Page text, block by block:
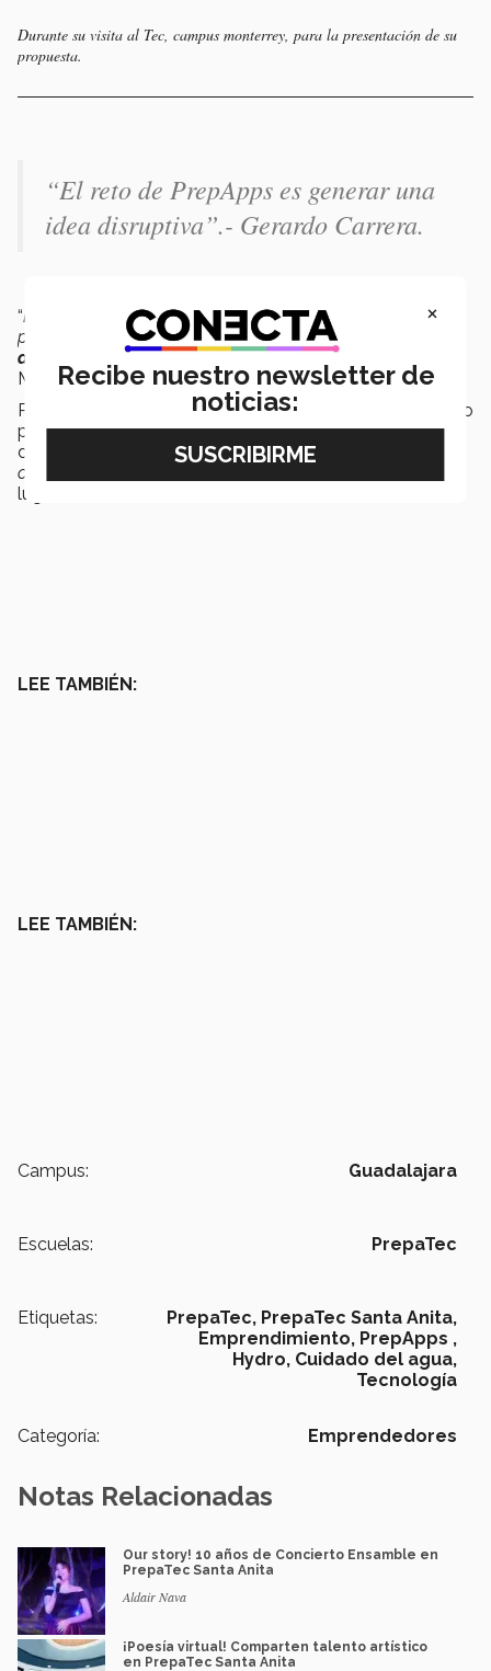
Durante su visita al Tec, campus monterrey, para la presentación de su
propuesta.
“El reto de PrepApps es generar una
idea disruptiva”.- Gerardo Carrera.
“Lo más probable es que le demos seguimiento al
proyecto parapasarlo a un mayor nivel con una mejor
aplicación
software y prototipomás barato
Mauricio.
Para finalizar, Damaris Villa comentó que su meta a largo
plazo, cuando ya puedan concluir la etapa de
desarrollo, “
es empezar a implementarlo en nuestra
comunidad”
lugares.
LEE TAMBIÉN:
LEE TAMBIÉN:
Campus: Guadalajara
Escuelas: PrepaTec
Etiquetas: PrepaTec, PrepaTec Santa Anita,
Emprendimiento, PrepApps ,
Hydro, Cuidado del agua,
Tecnología
Categoría: Emprendedores
Notas Relacionadas
Our story! 10 años de Concierto Ensamble en
PrepaTec Santa Anita
Aldair Nava
¡Poesía virtual! Comparten talento artístico
en PrepaTec Santa Anita
×
Recibe nuestro newsletter de
noticias: